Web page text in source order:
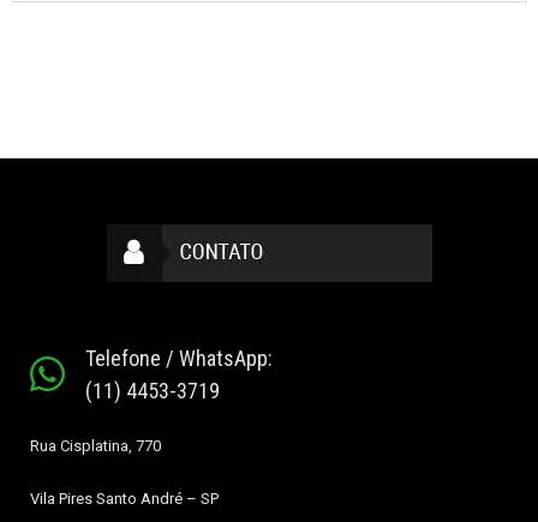
Telefone / WhatsApp:
(11) 4453-3719
Rua Cisplatina, 770
Vila Pires Santo André – SP